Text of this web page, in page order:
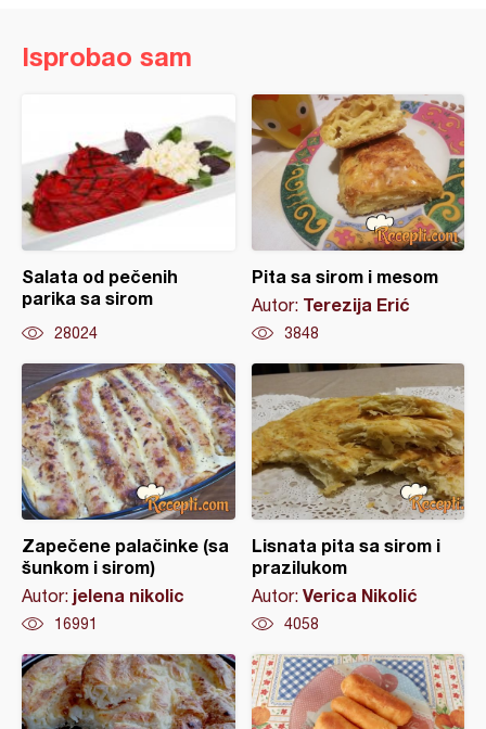
Isprobao sam
Salata od pečenih
parika sa sirom
28024
Pita sa sirom i mesom
Autor: Terezija Erić
3848
Zapečene palačinke (sa
šunkom i sirom)
Autor: jelena nikolic
16991
Lisnata pita sa sirom i
prazilukom
Autor: Verica Nikolić
4058